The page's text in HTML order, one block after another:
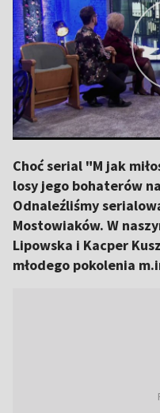
Choć serial "M jak
losy jego bohaterów
Odnaleźliśmy
Mostowiaków. W
Lipowska i Kacper
młodego pokolenia